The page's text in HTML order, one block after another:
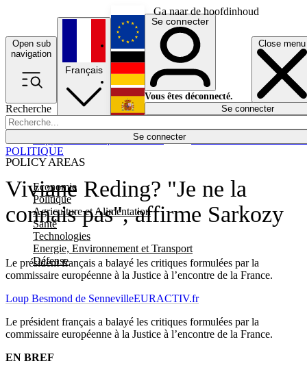
Ga naar de hoofdinhoud
Open sub
navigation
Close menu
Recherche
Se connecter
POLICY AREAS
Economie
Politique
Agriculture et Alimentation
Santé
Technologies
Energie, Environnement et Transport
Défense
Économie
Français
English
Deutsch
Español
Se connecter
Vous êtes déconnecté.
Se connecter
Viviane Reding? "Je ne la
connais pas", affirme Sarkozy
Le président français a balayé les critiques formulées par la
commissaire européenne à la Justice à l’encontre de la France.
POLITIQUE
Loup Besmond de SennevilleEURACTIV.fr
Le président français a balayé les critiques formulées par la
commissaire européenne à la Justice à l’encontre de la France.
EN BREF